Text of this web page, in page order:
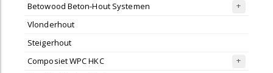
Betowood Beton-Hout Systemen
Vlonderhout
Steigerhout
Composiet WPC HKC